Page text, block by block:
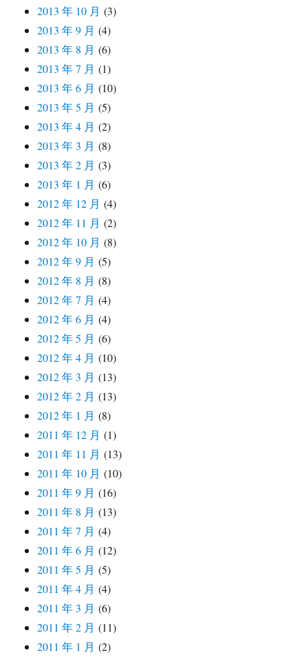
2013 年 10 月 (3)
2013 年 9 月 (4)
2013 年 8 月 (6)
2013 年 7 月 (1)
2013 年 6 月 (10)
2013 年 5 月 (5)
2013 年 4 月 (2)
2013 年 3 月 (8)
2013 年 2 月 (3)
2013 年 1 月 (6)
2012 年 12 月 (4)
2012 年 11 月 (2)
2012 年 10 月 (8)
2012 年 9 月 (5)
2012 年 8 月 (8)
2012 年 7 月 (4)
2012 年 6 月 (4)
2012 年 5 月 (6)
2012 年 4 月 (10)
2012 年 3 月 (13)
2012 年 2 月 (13)
2012 年 1 月 (8)
2011 年 12 月 (1)
2011 年 11 月 (13)
2011 年 10 月 (10)
2011 年 9 月 (16)
2011 年 8 月 (13)
2011 年 7 月 (4)
2011 年 6 月 (12)
2011 年 5 月 (5)
2011 年 4 月 (4)
2011 年 3 月 (6)
2011 年 2 月 (11)
2011 年 1 月 (2)